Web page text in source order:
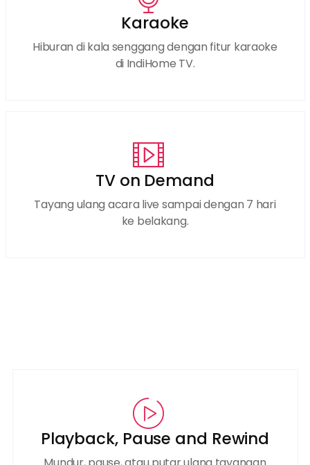
Karaoke
Hiburan di kala senggang dengan fitur karaoke
di IndiHome TV.
TV on Demand
Tayang ulang acara live sampai dengan 7 hari
ke belakang.
Playback, Pause and Rewind